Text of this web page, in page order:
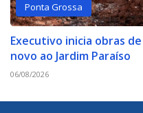
Ponta Grossa
Executivo inicia obras
novo ao Jardim Paraíso
06/08/2026